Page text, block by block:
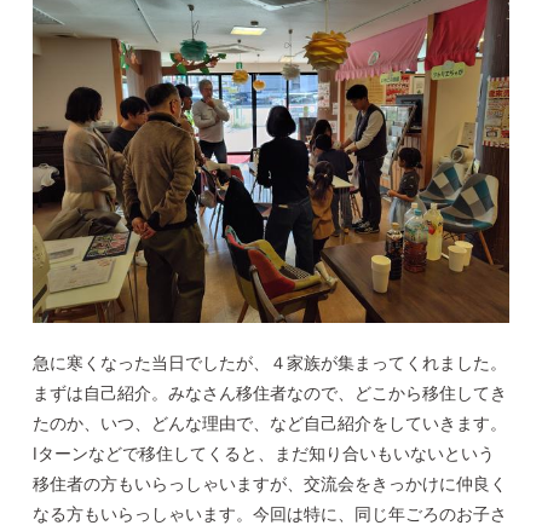
急に寒くなった当日でしたが、４家族が集まってくれました。
まずは自己紹介。みなさん移住者なので、どこから移住してき
たのか、いつ、どんな理由で、など自己紹介をしていきます。
Iターンなどで移住してくると、まだ知り合いもいないという
移住者の方もいらっしゃいますが、交流会をきっかけに仲良く
なる方もいらっしゃいます。今回は特に、同じ年ごろのお子さ